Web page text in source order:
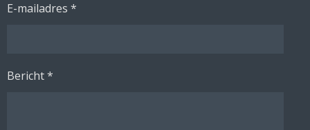
E-mailadres *
Bericht *